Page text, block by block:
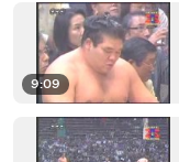
9:09